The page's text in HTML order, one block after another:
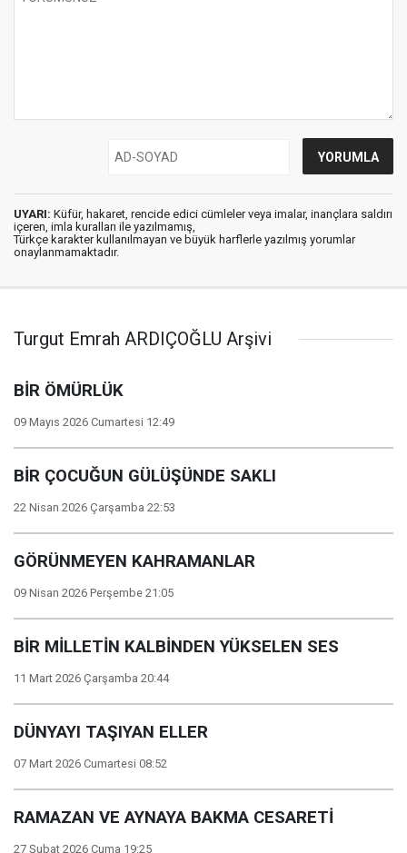
UYARI: Küfür, hakaret, rencide edici cümleler veya imalar, inançlara saldırı
içeren, imla kuralları ile yazılmamış,
Türkçe karakter kullanılmayan ve büyük harflerle yazılmış yorumlar
onaylanmamaktadır.
Turgut Emrah ARDIÇOĞLU Arşivi
BİR ÖMÜRLÜK
09 Mayıs 2026 Cumartesi 12:49
BİR ÇOCUĞUN GÜLÜŞÜNDE SAKLI
22 Nisan 2026 Çarşamba 22:53
GÖRÜNMEYEN KAHRAMANLAR
09 Nisan 2026 Perşembe 21:05
BİR MİLLETİN KALBİNDEN YÜKSELEN SES
11 Mart 2026 Çarşamba 20:44
DÜNYAYI TAŞIYAN ELLER
07 Mart 2026 Cumartesi 08:52
RAMAZAN VE AYNAYA BAKMA CESARETİ
27 Şubat 2026 Cuma 19:25